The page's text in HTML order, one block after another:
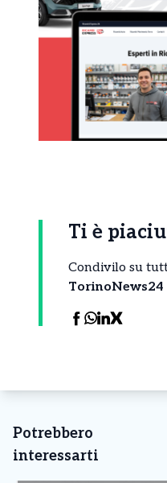
Ti è
Condivilo su
Potrebbero
interessarti